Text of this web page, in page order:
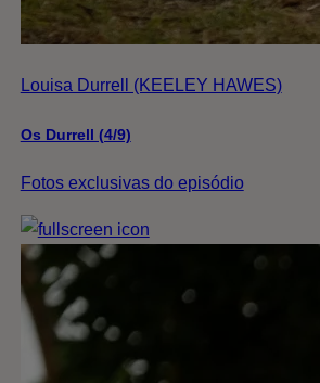
Louisa Durrell (KEELEY HAWES)
Os Durrell (4/9)
Fotos exclusivas do episódio